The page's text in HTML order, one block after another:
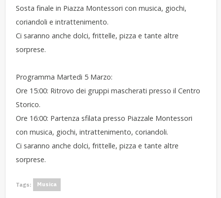
Sosta finale in Piazza Montessori con musica, giochi,
coriandoli e intrattenimento.
Ci saranno anche dolci, frittelle, pizza e tante altre
sorprese.
Programma Martedi 5 Marzo:
Ore 15:00: Ritrovo dei gruppi mascherati presso il Centro
Storico.
Ore 16:00: Partenza sfilata presso Piazzale Montessori
con musica, giochi, intrattenimento, coriandoli.
Ci saranno anche dolci, frittelle, pizza e tante altre
sorprese.
Tags: Musica